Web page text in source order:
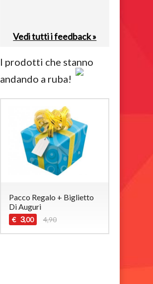
Vedi tutti i feedback »
I prodotti che stanno
andando a ruba!
Pacco Regalo + Biglietto
Di Auguri
€ 3,00 4,90